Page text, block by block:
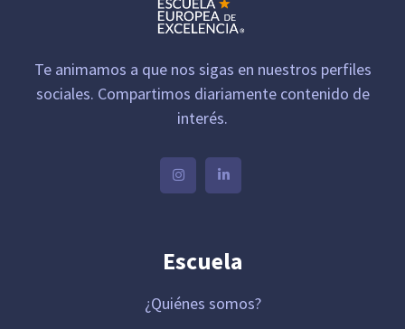
Te animamos a que nos sigas en nuestros perfiles
sociales. Compartimos diariamente contenido de
interés.
Escuela
¿Quiénes somos?